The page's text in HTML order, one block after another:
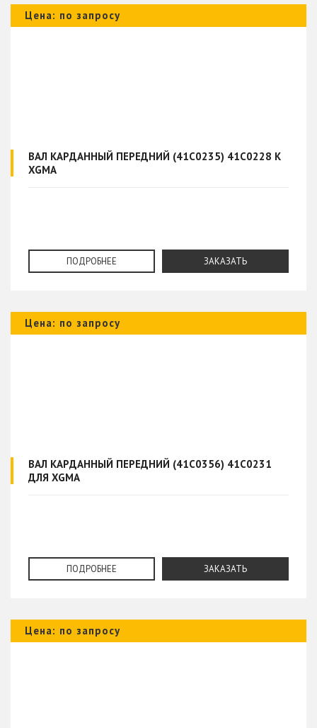
Цена: по запросу
ВАЛ КАРДАННЫЙ ПЕРЕДНИЙ (41C0235) 41C0228 К
XGMA
ПОДРОБНЕЕ ЗАКАЗАТЬ
Цена: по запросу
ВАЛ КАРДАННЫЙ ПЕРЕДНИЙ (41C0356) 41C0231
ДЛЯ XGMA
ПОДРОБНЕЕ ЗАКАЗАТЬ
Цена: по запросу